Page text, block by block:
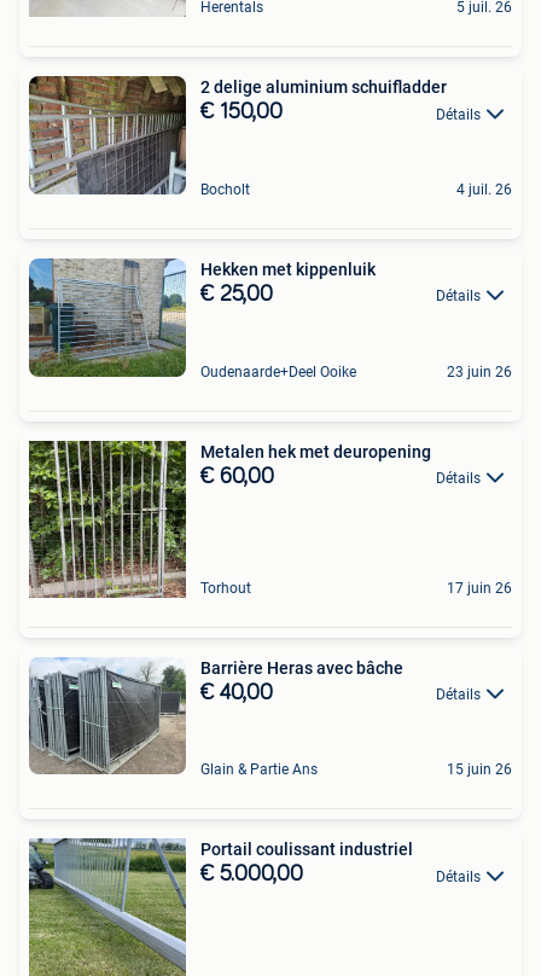
Herentals 5 juil. 26
2 delige aluminium schuifladder
€ 150,00 Détails
Bocholt 4 juil. 26
Hekken met kippenluik
€ 25,00 Détails
Oudenaarde+Deel Ooike 23 juin 26
Metalen hek met deuropening
€ 60,00 Détails
Torhout 17 juin 26
Barrière Heras avec bâche
€ 40,00 Détails
Glain & Partie Ans 15 juin 26
Portail coulissant industriel
€ 5.000,00 Détails